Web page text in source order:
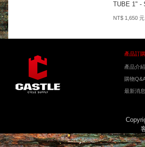
TUBE 1" -
NT$ 1,650 元
產品訂購
產品介紹
購物
最新消息